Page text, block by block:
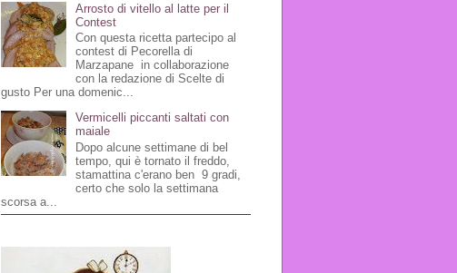
Arrosto di vitello al latte per il
Contest
Con questa ricetta partecipo al
contest di Pecorella di
Marzapane in collaborazione
con la redazione di Scelte di
gusto Per una domenic...
Vermicelli piccanti saltati con
maiale
Dopo alcune settimane di bel
tempo, qui è tornato il freddo,
stamattina c'erano ben 9 gradi,
certo che solo la settimana
scorsa a...